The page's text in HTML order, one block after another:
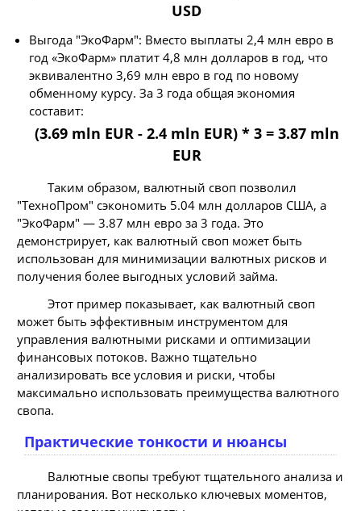
USD
Выгода "ЭкоФарм": Вместо выплаты 2,4 млн евро в
год «ЭкоФарм» платит 4,8 млн долларов в год, что
эквивалентно 3,69 млн евро в год по новому
обменному курсу. За 3 года общая экономия
составит:
(3.69 mln EUR - 2.4 mln EUR) * 3 = 3.87 mln
EUR
Таким образом, валютный своп позволил
"ТехноПром" сэкономить 5.04 млн долларов США, а
"ЭкоФарм" — 3.87 млн евро за 3 года. Это
демонстрирует, как валютный своп может быть
использован для минимизации валютных рисков и
получения более выгодных условий займа.
Этот пример показывает, как валютный своп
может быть эффективным инструментом для
управления валютными рисками и оптимизации
финансовых потоков. Важно тщательно
анализировать все условия и риски, чтобы
максимально использовать преимущества валютного
свопа.
Практические тонкости и нюансы
Валютные свопы требуют тщательного анализа и
планирования. Вот несколько ключевых моментов,